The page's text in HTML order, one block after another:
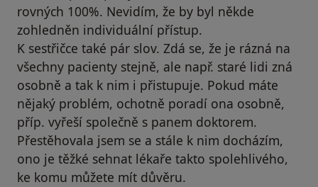
rovných 100%. Nevidím, že by byl někde
zohledněn individuální přístup.
K sestřičce také pár slov. Zdá se, že je rázná na
všechny pacienty stejně, ale např. staré lidi zná
osobně a tak k nim i přistupuje. Pokud máte
nějaký problém, ochotně poradí ona osobně,
příp. vyřeší společně s panem doktorem.
Přestěhovala jsem se a stále k nim docházím,
ono je těžké sehnat lékaře takto spolehlivého,
ke komu můžete mít důvěru.